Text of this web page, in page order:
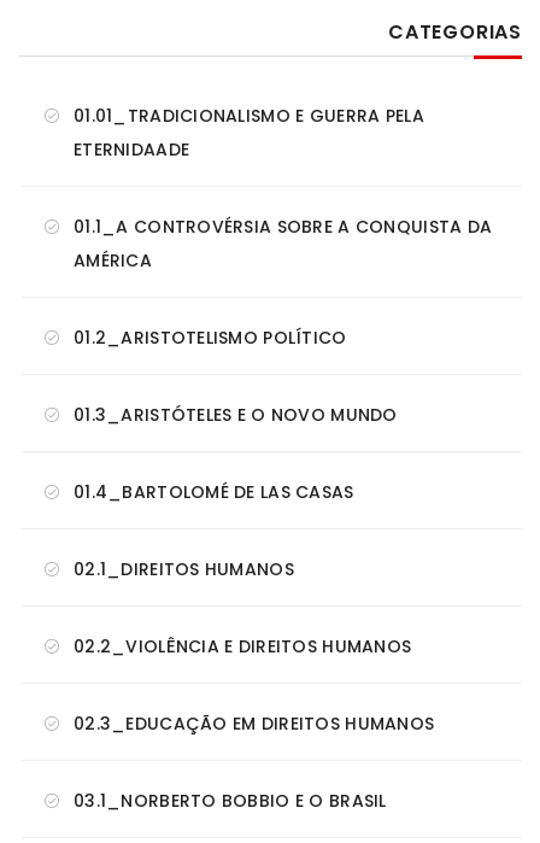
CATEGORIAS
01.01_TRADICIONALISMO E GUERRA PELA
ETERNIDAADE
01.1_A CONTROVÉRSIA SOBRE A CONQUISTA DA
AMÉRICA
01.2_ARISTOTELISMO POLÍTICO
01.3_ARISTÓTELES E O NOVO MUNDO
01.4_BARTOLOMÉ DE LAS CASAS
02.1_DIREITOS HUMANOS
02.2_VIOLÊNCIA E DIREITOS HUMANOS
02.3_EDUCAÇÃO EM DIREITOS HUMANOS
03.1_NORBERTO BOBBIO E O BRASIL